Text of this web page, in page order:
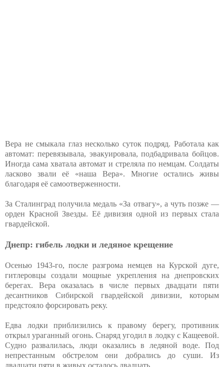
Вера не смыкала глаз несколько суток подряд. Работала как
автомат: перевязывала, эвакуировала, подбадривала бойцов.
Иногда сама хватала автомат и стреляла по немцам. Солдаты
ласково звали её «наша Вера». Многие остались живы
благодаря её самоотверженности.
За Сталинград получила медаль «За отвагу», а чуть позже —
орден Красной Звезды. Её дивизия одной из первых стала
гвардейской.
Днепр: гибель лодки и ледяное крещение
Осенью 1943-го, после разгрома немцев на Курской дуге,
гитлеровцы создали мощные укрепления на днепровских
берегах. Вера оказалась в числе первых двадцати пяти
десантников Сибирской гвардейской дивизии, которым
предстояло форсировать реку.
Едва лодки приблизились к правому берегу, противник
открыл ураганный огонь. Снаряд угодил в лодку с Кащеевой.
Судно развалилась, люди оказались в ледяной воде. Под
непрестанным обстрелом они добрались до суши. Из
двадцати пяти в живых осталось двадцать.